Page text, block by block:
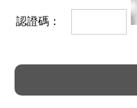
認證碼：